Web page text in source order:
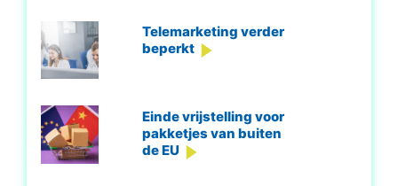
Telemarketing verder
beperkt
Einde vrijstelling voor
pakketjes van buiten
de EU